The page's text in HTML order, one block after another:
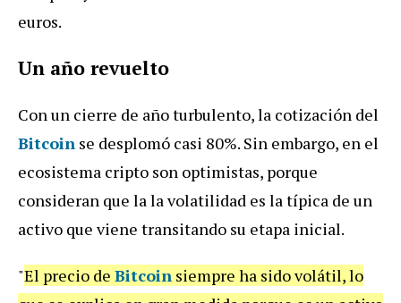
euros.
Un año revuelto
Con un cierre de año turbulento, la cotización del
Bitcoin se desplomó casi 80%. Sin embargo, en el
ecosistema cripto son optimistas, porque
consideran que la la volatilidad es la típica de un
activo que viene transitando su etapa inicial.
"El precio de Bitcoin siempre ha sido volátil, lo